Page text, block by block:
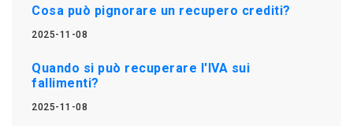
Cosa può pignorare un recupero crediti?
2025-11-08
Quando si può recuperare l'IVA sui
fallimenti?
2025-11-08